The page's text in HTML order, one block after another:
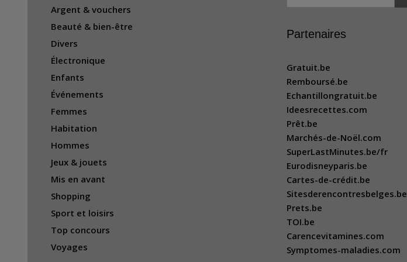
Argent & vouchers
Beauté & bien-être
Divers
Électronique
Enfants
Événements
Femmes
Habitation
Hommes
Jeux & jouets
Mis en avant
Shopping
Sport et loisirs
Top concours
Voyages
Partenaires
Gratuit.be
Remboursé.be
Echantillongratuit.be
Ideesrecettes.com
Prêt.be
Marchés-de-Noël.com
SuperLastMinutes.be/fr
Eurodisneyparis.be
Cartes-de-crédit.be
Sitesderencontresbelges.be
Prets.be
TOI.be
Carencevitamines.com
Symptomes-maladies.com